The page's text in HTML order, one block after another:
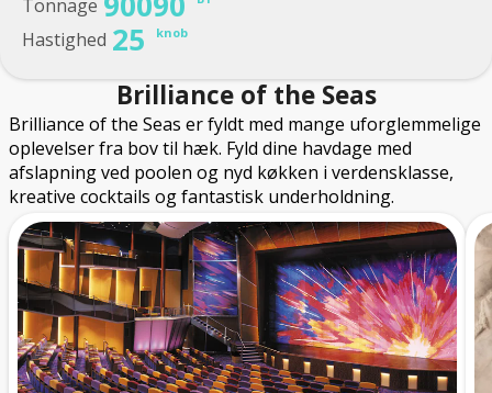
Tonnage
Hastighed 25 knob
Brilliance of the Seas
Brilliance of the Seas er fyldt med mange uforglemmelige
oplevelser fra bov til hæk. Fyld dine havdage med
afslapning ved poolen og nyd køkken i verdensklasse,
kreative cocktails og fantastisk underholdning.